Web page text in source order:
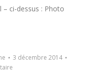
– ci-dessus : Photo
3 décembre 2014